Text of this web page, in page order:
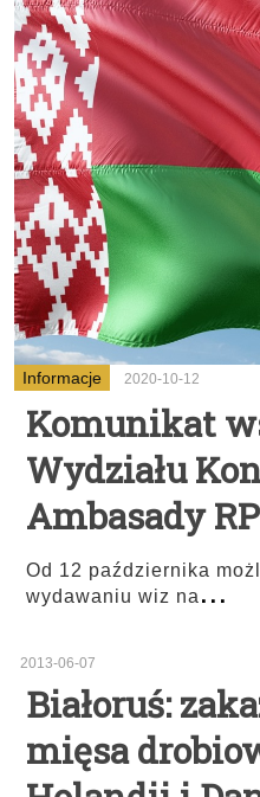
Informacje 2020-10-12
Komunikat
Wydziału
Ambasady
Od 12 października
wydawaniu wiz na...
2013-06-07
Białoruś:
mięsa